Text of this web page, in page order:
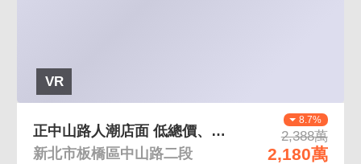
VR
8.7%
2,388萬
2,180萬
正中山路人潮店面 低總價、臨中山路
新北市板橋區中山路二段